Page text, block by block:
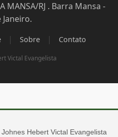
MANSA/RJ . Barra Mansa -
Janeiro.
| Sobre | Contato
Victal Evangelista
Johnes Hebert Victal Evangelista